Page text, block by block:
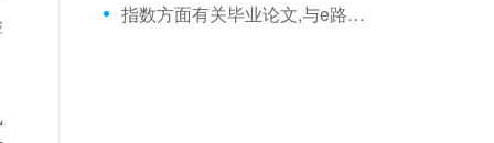
指数方面有关毕业论文,与e路通BANK相关保险公司会计论文